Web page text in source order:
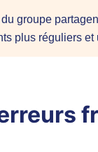
groupe
plus réguliers